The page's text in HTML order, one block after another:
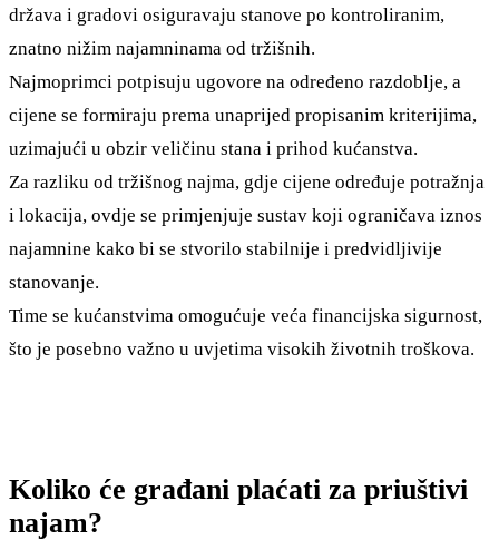
država i gradovi osiguravaju stanove po kontroliranim,
znatno nižim najamninama od tržišnih.
Najmoprimci potpisuju ugovore na određeno razdoblje, a
cijene se formiraju prema unaprijed propisanim kriterijima,
uzimajući u obzir veličinu stana i prihod kućanstva.
Za razliku od tržišnog najma, gdje cijene određuje potražnja
i lokacija, ovdje se primjenjuje sustav koji ograničava iznos
najamnine kako bi se stvorilo stabilnije i predvidljivije
stanovanje.
Time se kućanstvima omogućuje veća financijska sigurnost,
što je posebno važno u uvjetima visokih životnih troškova.
Koliko će građani plaćati za priuštivi
najam?